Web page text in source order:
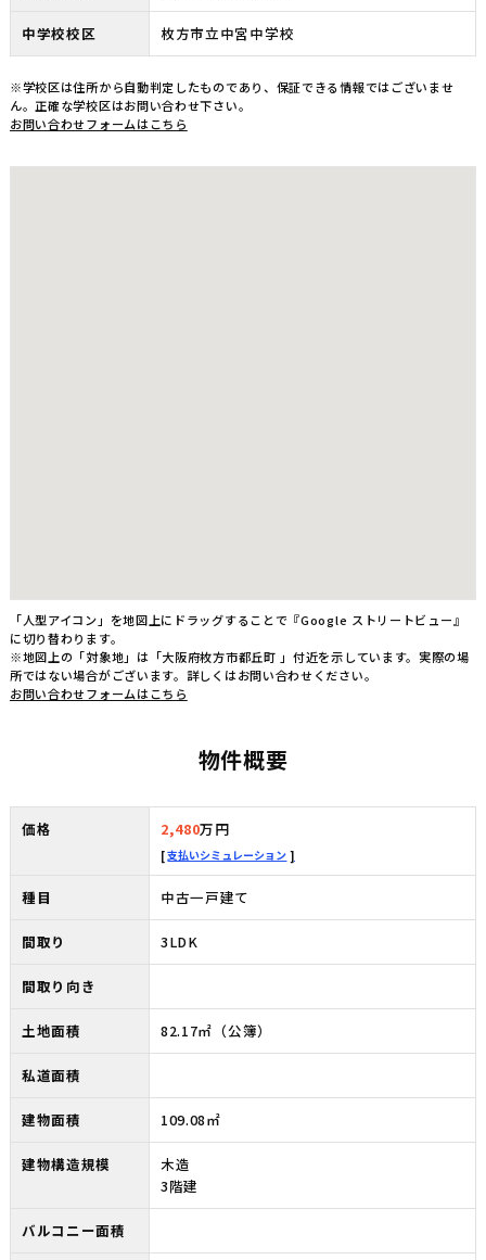
中学校校区 枚方市立中宮中学校
※学校区は住所から自動判定したものであり、保証できる情報ではございませ
ん。正確な学校区はお問い合わせ下さい。
お問い合わせフォームはこちら
「人型アイコン」を地図上にドラッグすることで『Google ストリートビュー』
に切り替わります。
※地図上の「対象地」は「大阪府枚方市都丘町 」付近を示しています。実際の場
所ではない場合がございます。詳しくはお問い合わせください。
お問い合わせフォームはこちら
物件概要
価格 2,480万円
支払いシミュレーション
種目 中古一戸建て
間取り 3LDK
間取り向き
土地面積 82.17㎡（公簿）
私道面積
建物面積 109.08㎡
建物構造規模
木造
3階建
バルコニー面積